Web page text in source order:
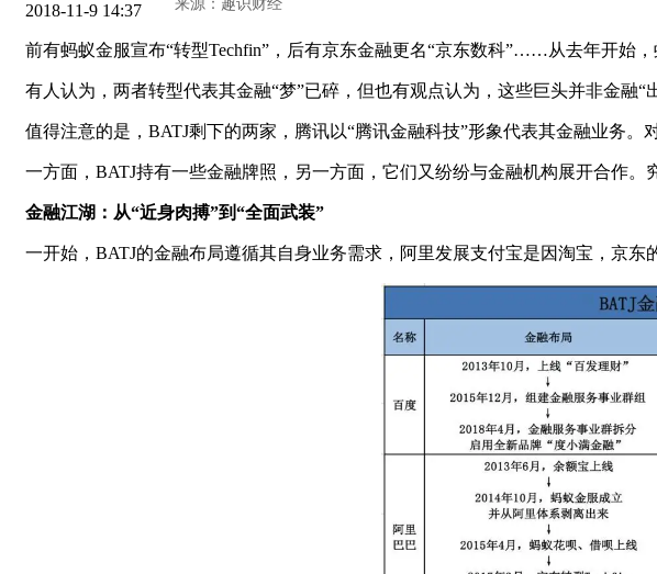
2018-11-9 14:37
前有蚂蚁金服宣布“转型Techfin”，后有京东金融更名“京东数科”……从去年开始
有人认为，两者转型代表其金融“梦”已碎，但也有观点认为，这些巨头并非金融
值得注意的是，BATJ剩下的两家，腾讯以“腾讯金融科技”形象代表其金融业务
一方面，BATJ持有一些金融牌照，另一方面，它们又纷纷与金融机构展开合作。
金融江湖：从“近身肉搏”到“全面武装”
一开始，BATJ的金融布局遵循其自身业务需求，阿里发展支付宝是因淘宝，京